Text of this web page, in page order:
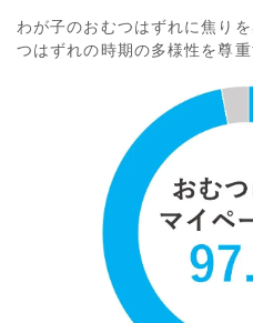
わが子のおむつはずれに焦り
つはずれの時期の多様性を尊